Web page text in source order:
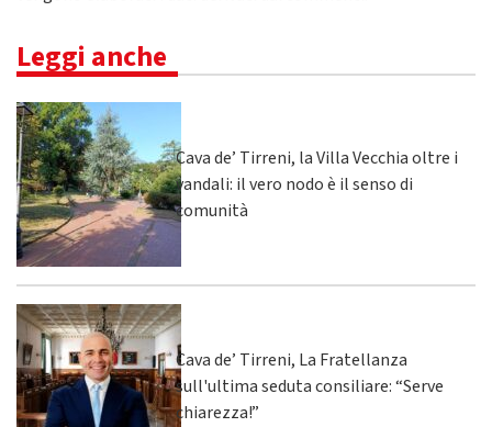
Leggi anche
Cava de’ Tirreni, la Villa Vecchia oltre i
vandali: il vero nodo è il senso di
comunità
Cava de’ Tirreni, La Fratellanza
sull'ultima seduta consiliare: “Serve
chiarezza!”